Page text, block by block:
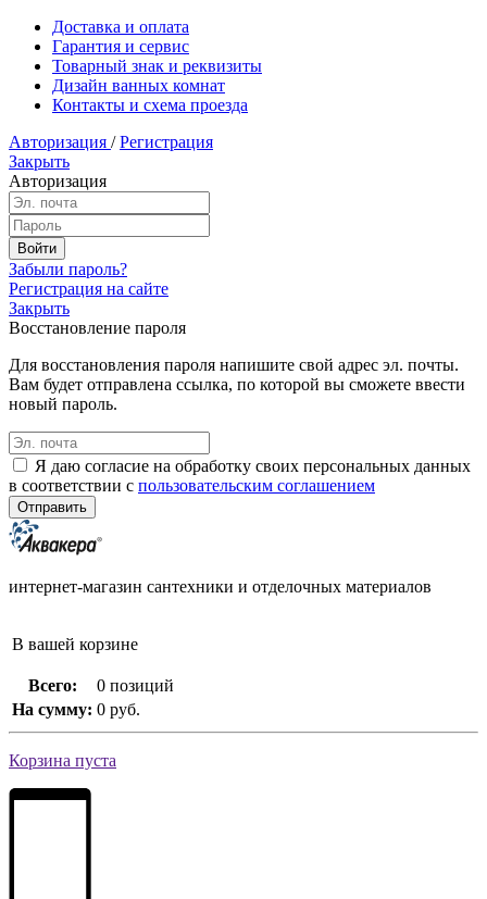
Доставка и оплата
Гарантия и сервис
Товарный знак и реквизиты
Дизайн ванных комнат
Контакты и схема проезда
Авторизация / Регистрация
Закрыть
Авторизация
Забыли пароль?
Регистрация на сайте
Закрыть
Восстановление пароля
Для восстановления пароля напишите свой адрес эл. почты.
Вам будет отправлена ссылка, по которой вы сможете ввести
новый пароль.
Я даю согласие на обработку своих персональных данных
в соответствии с пользовательским соглашением
интернет-магазин сантехники и отделочных материалов
В вашей корзине
Всего:
0 позиций
На сумму: 0 руб.
Корзина пуста